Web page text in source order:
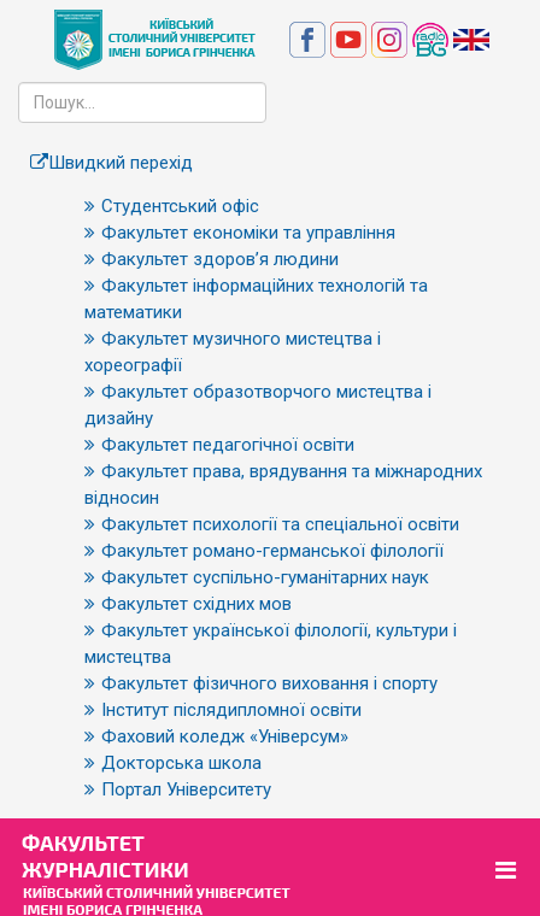
Швидкий перехід
Студентський офіс
Факультет економіки та управління
Факультет здоров’я людини
Факультет інформаційних технологій та
математики
Факультет музичного мистецтва і
хореографії
Факультет образотворчого мистецтва і
дизайну
Факультет педагогічної освіти
Факультет права, врядування та міжнародних
відносин
Факультет психології та спеціальної освіти
Факультет романо-германської філології
Факультет суспільно-гуманітарних наук
Факультет східних мов
Факультет української філології, культури і
мистецтва
Факультет фізичного виховання і спорту
Інститут післядипломної освіти
Фаховий коледж «Універсум»
Докторська школа
Портал Університету